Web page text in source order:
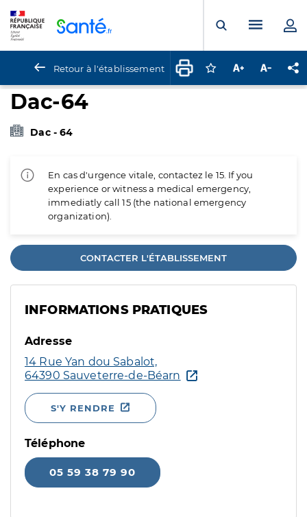
Ouvrir laMenu
Retour à l'établissement Connectez-vous
Augmenter la
Dac-64
Dac - 64
En cas d'urgence vitale, contactez le 15. If you
experience or witness a medical emergency,
immediatly call 15 (the national emergency
organization).
CONTACTER L'ÉTABLISSEMENT
INFORMATIONS PRATIQUES
Adresse
14 Rue Yan dou Sabalot,
64390 Sauveterre-de-Béarn
S'Y RENDRE
Téléphone
05 59 38 79 90